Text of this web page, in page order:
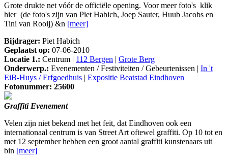
Grote drukte net vóór de officiële opening. Voor meer foto's klik
hier (de foto's zijn van Piet Habich, Joep Sauter, Huub Jacobs en
Tini van Rooij) &n [meer]
Bijdrager: Piet Habich
Geplaatst op: 07-06-2010
Locatie 1.: Centrum | 112 Bergen | Grote Berg
Onderwerp.: Evenementen / Festiviteiten / Gebeurtenissen | In 't
EiB-Huys / Erfgoedhuis | Expositie Beatstad Eindhoven
Fotonummer: 25600
Graffiti Evenement
Velen zijn niet bekend met het feit, dat Eindhoven ook een
internationaal centrum is van Street Art oftewel graffiti. Op 10 tot en
met 12 september hebben een groot aantal graffiti kunstenaars uit
bin [meer]